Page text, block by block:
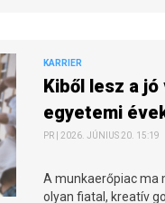
KARRIER
Kiből lesz a
egyetemi
PR | 2026. JÚNIUS 20. 15:19
A munkaerőpiac ma
olyan fiatal, kreatív